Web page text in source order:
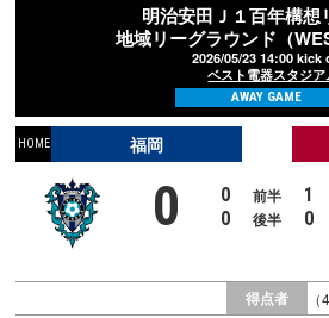
明治安田Ｊ１百年構
地域リーグラウンド（
2026/05/23 14:00 kick
ベスト電器スタジア
AWAY GAME
HOME 福岡
0 0 前半
1
0
後半 0
得点者